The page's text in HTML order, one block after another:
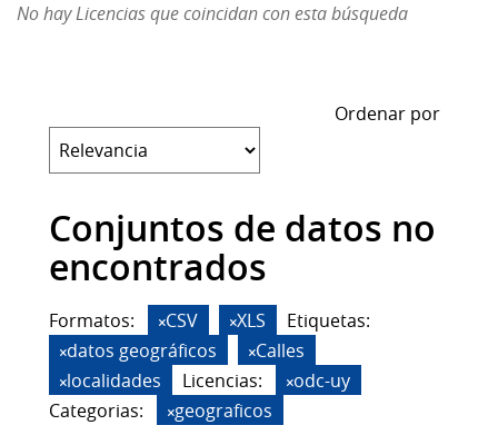
No hay Licencias que coincidan con esta búsqueda
Ordenar por
Conjuntos de datos no
encontrados
Formatos: CSV XLS
Etiquetas:
datos geográficos
Calles
localidades
Licencias:
odc-uy
Categorias:
geograficos